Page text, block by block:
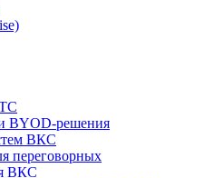
BYOD-решения
ВКС
переговорных
ВКС